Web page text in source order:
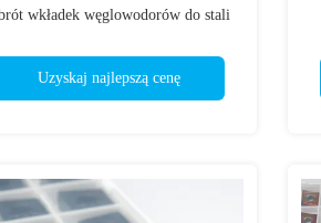
wkładek węglowodorów do stali
Uzyskaj najlepszą cenę